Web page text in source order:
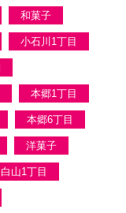
和菓子
小石川1丁目
本郷1丁目
本郷6丁目
洋菓子
白山1丁目